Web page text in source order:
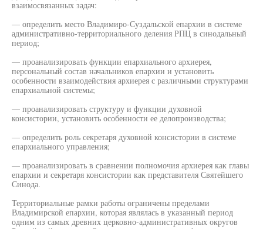
взаимосвязанных задач:
— определить место Владимиро-Суздальской епархии в системе
административно-территориального деления РПЦ в синодальный
период;
— проанализировать функции епархиального архиерея,
персональный состав начальников епархии и установить
особенности взаимодействия архиерея с различными структурами
епархиальной системы;
— проанализировать структуру и функции духовной
консистории, установить особенности ее делопроизводства;
— определить роль секретаря духовной консистории в системе
епархиального управления;
— проанализировать в сравнении полномочия архиерея как главы
епархии и секретаря консистории как представителя Святейшего
Синода.
Территориальные рамки работы ограничены пределами
Владимирской епархии, которая являлась в указанный период
одним из самых древних церковно-административных округов